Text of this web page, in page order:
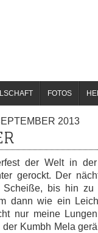
FOTOS
2013
der Welt in
gerockt. Der
bis hin zu
dann wie ein
nur meine
Kumbh Mela